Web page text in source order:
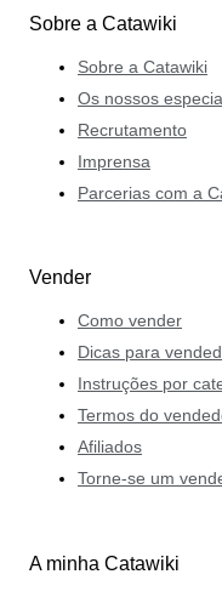
Sobre a Catawiki
Sobre a Catawiki
Os nossos
Recrutamento
Imprensa
Parcerias com a
Vender
Como vender
Dicas para
Instruções por
Termos do
Afiliados
Torne-se um
A minha Catawiki